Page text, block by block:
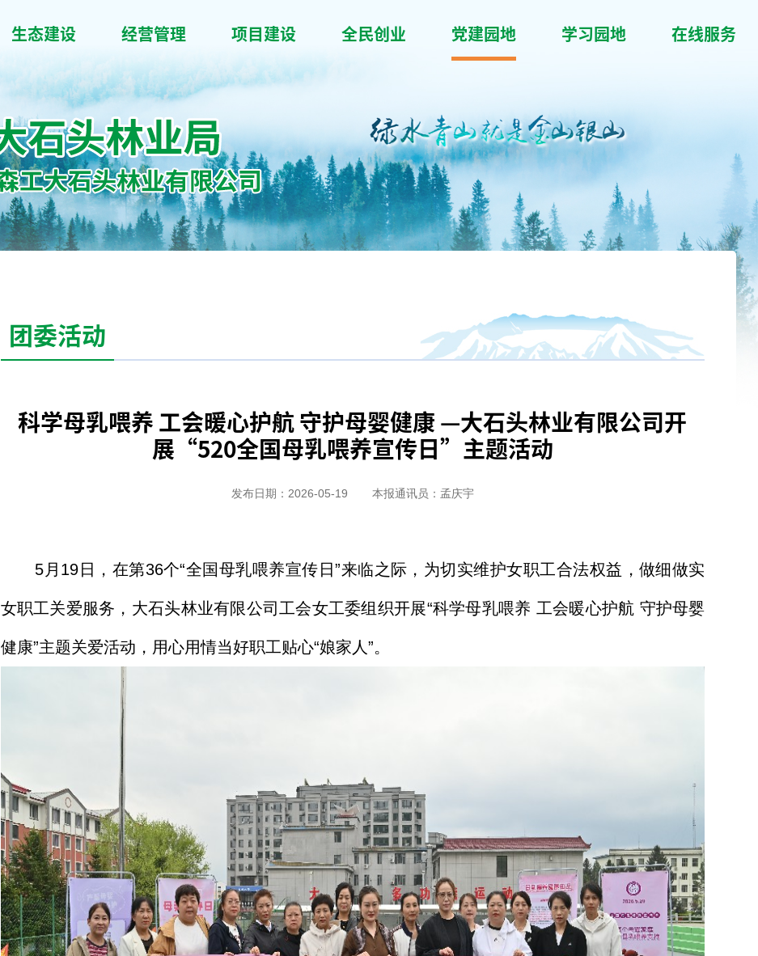
生态建设 经营管理 项目建设 全民创业 党建园地 学习园地 在线服务
团委活动
科学母乳喂养 工会暖心护航 守护母婴健康 —大石头林业有限公司开
展“520全国母乳喂养宣传日”主题活动
发布日期：2026-05-19 本报通讯员：孟庆宇
5月19日，在第36个“全国母乳喂养宣传日”来临之际，为切实维护女职工合法权益，做细做实
女职工关爱服务，大石头林业有限公司工会女工委组织开展“科学母乳喂养 工会暖心护航 守护母婴
健康”主题关爱活动，用心用情当好职工贴心“娘家人”。